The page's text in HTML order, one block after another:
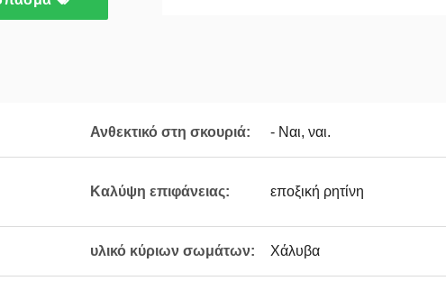
Ανθεκτικό στη σκουριά: - Ναι, ναι.
Καλύψη επιφάνειας: εποξική ρητίνη
υλικό κύριων σωμάτων: Χάλυβα